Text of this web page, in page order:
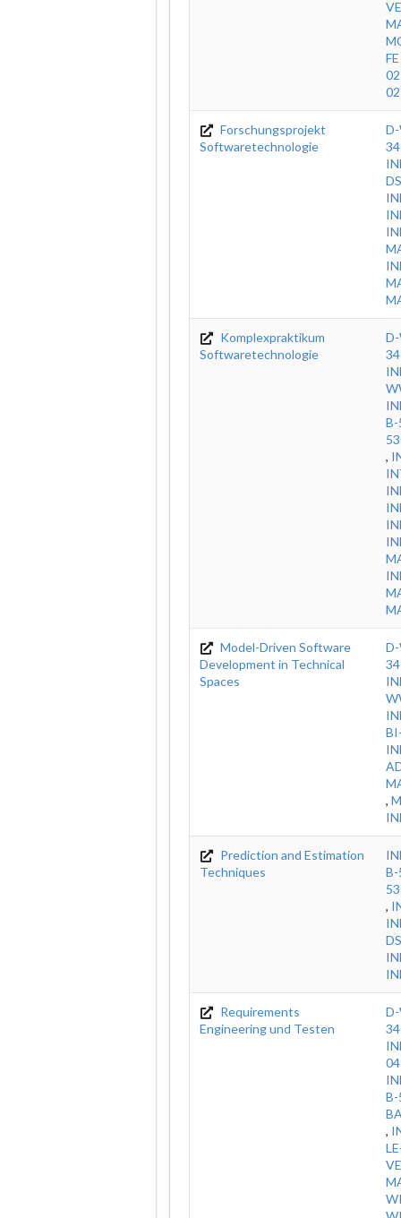
FE
02
02
Forschungsprojekt
Softwaretechnologie
Komplexpraktikum
Softwaretechnologie
B-
,
Model-Driven Software
Development in Technical
Spaces
,
Prediction and Estimation
Techniques
B-
,
Requirements
Engineering und Testen
B-
,